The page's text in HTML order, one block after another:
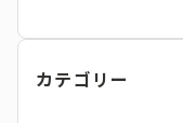
カテゴリー